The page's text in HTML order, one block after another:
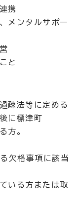
携
メンタルサポー
と
疎法等に定める
用後に標津町
方。
欠格事項に該当
いる方または取